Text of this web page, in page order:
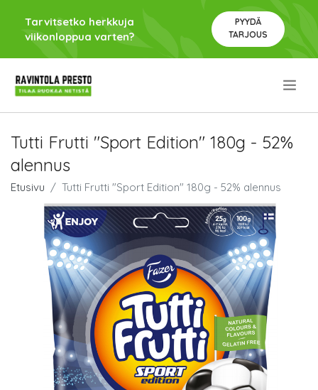
Tarvitsetko herkkuja
viikonloppua varten?
PYYDÄ
TARJOUS
Tutti Frutti "Sport Edition" 180g - 52%
alennus
Etusivu Tutti Frutti "Sport Edition" 180g - 52% alennus